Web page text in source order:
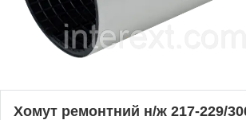
Хомут ремонтний н/ж 217-229/